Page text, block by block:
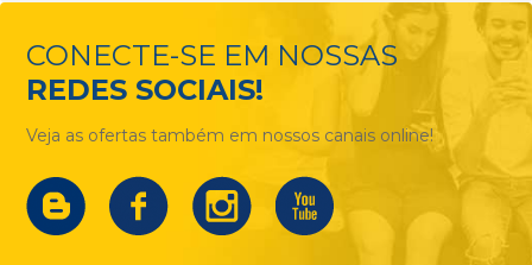
CONECTE-SE EM NOSSAS
REDES SOCIAIS!
Veja as ofertas também em nossos canais online!